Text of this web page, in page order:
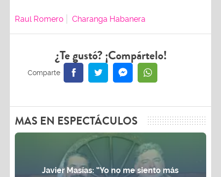
Raul Romero Charanga Habanera
¿Te gustó? ¡Compártelo!
MAS EN ESPECTÁCULOS
Javier Masías: “Yo no me siento más